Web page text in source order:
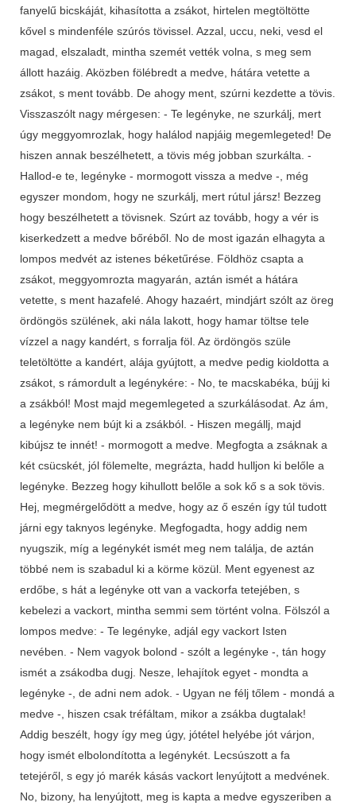
fanyelű bicskáját, kihasította a zsákot, hirtelen megtöltötte
kővel s mindenféle szúrós tövissel. Azzal, uccu, neki, vesd el
magad, elszaladt, mintha szemét vették volna, s meg sem
állott hazáig. Aközben fölébredt a medve, hátára vetette a
zsákot, s ment tovább. De ahogy ment, szúrni kezdette a tövis.
Visszaszólt nagy mérgesen: - Te legényke, ne szurkálj, mert
úgy meggyomrozlak, hogy halálod napjáig megemlegeted! De
hiszen annak beszélhetett, a tövis még jobban szurkálta. -
Hallod-e te, legényke - mormogott vissza a medve -, még
egyszer mondom, hogy ne szurkálj, mert rútul jársz! Bezzeg
hogy beszélhetett a tövisnek. Szúrt az tovább, hogy a vér is
kiserkedzett a medve bőréből. No de most igazán elhagyta a
lompos medvét az istenes béketűrése. Földhöz csapta a
zsákot, meggyomrozta magyarán, aztán ismét a hátára
vetette, s ment hazafelé. Ahogy hazaért, mindjárt szólt az öreg
ördöngös szülének, aki nála lakott, hogy hamar töltse tele
vízzel a nagy kandért, s forralja föl. Az ördöngös szüle
teletöltötte a kandért, alája gyújtott, a medve pedig kioldotta a
zsákot, s rámordult a legénykére: - No, te macskabéka, bújj ki
a zsákból! Most majd megemlegeted a szurkálásodat. Az ám,
a legényke nem bújt ki a zsákból. - Hiszen megállj, majd
kibújsz te innét! - mormogott a medve. Megfogta a zsáknak a
két csücskét, jól fölemelte, megrázta, hadd hulljon ki belőle a
legényke. Bezzeg hogy kihullott belőle a sok kő s a sok tövis.
Hej, megmérgelődött a medve, hogy az ő eszén így túl tudott
járni egy taknyos legényke. Megfogadta, hogy addig nem
nyugszik, míg a legénykét ismét meg nem találja, de aztán
többé nem is szabadul ki a körme közül. Ment egyenest az
erdőbe, s hát a legényke ott van a vackorfa tetejében, s
kebelezi a vackort, mintha semmi sem történt volna. Fölszól a
lompos medve: - Te legényke, adjál egy vackort Isten
nevében. - Nem vagyok bolond - szólt a legényke -, tán hogy
ismét a zsákodba dugj. Nesze, lehajítok egyet - mondta a
legényke -, de adni nem adok. - Ugyan ne félj tőlem - mondá a
medve -, hiszen csak tréfáltam, mikor a zsákba dugtalak!
Addig beszélt, hogy így meg úgy, jótétel helyébe jót várjon,
hogy ismét elbolondította a legénykét. Lecsúszott a fa
tetejéről, s egy jó marék kásás vackort lenyújtott a medvének.
No, bizony, ha lenyújtott, meg is kapta a medve egyszeriben a